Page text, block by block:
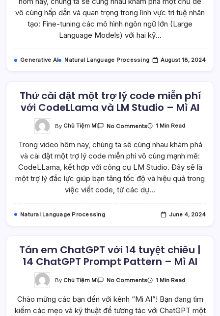
Với
PEFT,
LoRA
–
Mì
AI
vô cùng hấp dẫn và quan trọng trong lĩnh vực trí tuệ nhân
tạo: Fine-tuning các mô hình ngôn ngữ lớn (Large
Language Models) với hai kỹ…
Generative AI Natural Language Processing August 18, 2024
Thử cài đặt một trợ lý code miễn phí
với CodeLLama và LM Studio – Mì AI
By Chủ Tiệm Mì No CommentsOn
Đặt
Một
Trợ
Lý
Code
Miễn
Phí
Với
CodeLLama
Studio
1 Min Read
Trong video hôm nay, chúng ta sẽ cùng nhau khám phá
và cài đặt một trợ lý code miễn phí vô cùng mạnh mẽ:
CodeLLama, kết hợp với công cụ LM Studio. Đây sẽ là
một trợ lý đắc lực giúp bạn tăng tốc độ và hiệu quả trong
việc viết code, từ các dự…
Natural Language Processing June 4, 2024
Tán em ChatGPT với 14 tuyệt chiêu |
14 ChatGPT Prompt Pattern – Mì AI
By Chủ Tiệm Mì No CommentsOn
ChatGPT
14
1 Min Read
Chào mừng các bạn đến với kênh “Mì AI”! Bạn đang tìm
kiếm các mẹo và kỹ thuật để tương tác với ChatGPT một